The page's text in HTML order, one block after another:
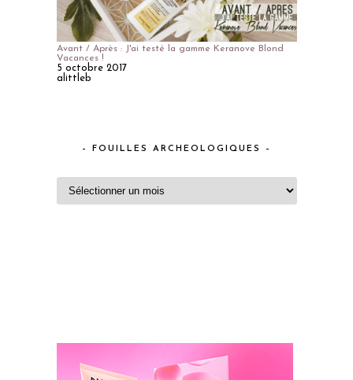
Avant / Après : J'ai testé la gamme Keranove Blond
Vacances !
5 octobre 2017
alittleb
– FOUILLES ARCHEOLOGIQUES –